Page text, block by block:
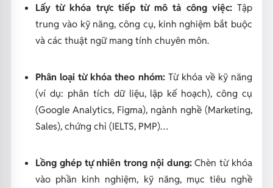
Lấy từ khóa trực tiếp từ mô tả công việc:Tập
trung vào kỹ năng, công cụ, kinh nghiệm bắt buộc
và các thuật ngữ mang tính chuyên môn.
Phân loại từ khóa theo nhóm:Từ khóa về kỹ năng
(ví dụ: phân tích dữ liệu, lập kế hoạch), công cụ
(Google Analytics, Figma), ngành nghề (Marketing,
Sales), chứng chỉ (IELTS, PMP)…
Lồng ghép tự nhiên trong nội dung:Chèn từ khóa
vào phần kinh nghiệm, kỹ năng, mục tiêu nghề